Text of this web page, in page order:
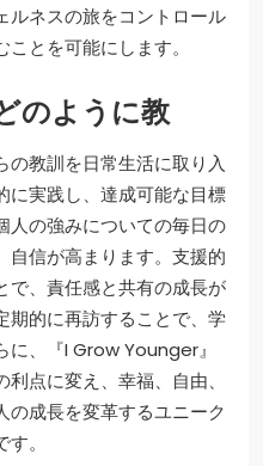
ルネスの旅をコントロール
とを可能にします。
のように教
の教訓を日常生活に取り入
に実践し、達成可能な目標
人の強みについての毎日の
自信が高まります。支援的
で、責任感と共有の成長が
期的に再訪することで、学
に、『I Grow Younger』
点に変え、幸福、自由、
の成長を変革するユニーク
。